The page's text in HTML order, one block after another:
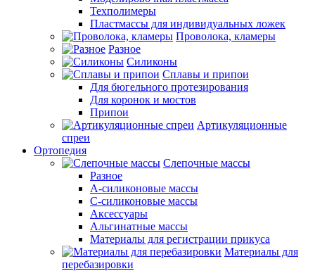
Техполимеры
Пластмассы для индивидуальных ложек
Проволока, кламеры
Разное
Силиконы
Сплавы и припои
Для бюгельного протезирования
Для коронок и мостов
Припои
Артикуляционные
спреи
Ортопедия
Слепочные массы
Разное
А-силиконовые массы
С-силиконовые массы
Аксессуары
Альгинатные массы
Материалы для регистрации прикуса
Материалы для
перебазировки